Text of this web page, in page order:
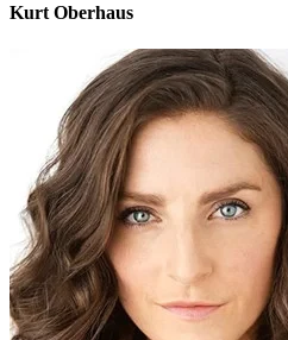
Kurt Oberhaus